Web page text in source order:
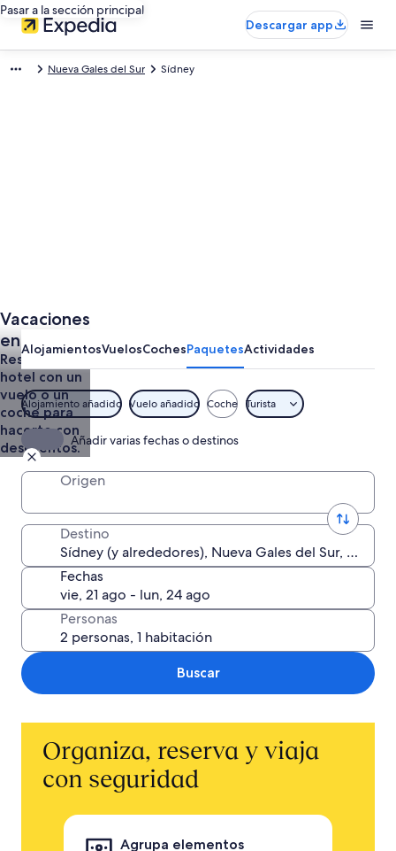
Pasar a la sección principal
Descargar app
Nueva Gales del Sur Sídney
Vacaciones
en Sídney
Reserva el
hotel con un
vuelo o un
coche para
hacerte con
descuentos.
AlojamientosVuelosCochesPaquetesActividades
Alojamiento añadido Vuelo añadido Coche Turista
Añadir varias fechas o destinos
Origen
Destino
Fechas
Personas
Buscar
Organiza, reserva y viaja
con seguridad
Agrupa elementos